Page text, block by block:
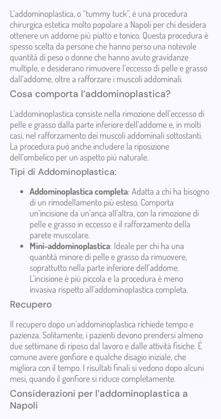
L’addominoplastica, o “tummy tuck”, è una procedura
chirurgica estetica molto popolare a Napoli per chi desidera
ottenere un addome più piatto e tonico. Questa procedura è
spesso scelta da persone che hanno perso una notevole
quantità di peso o donne che hanno avuto gravidanze
multiple, e desiderano rimuovere l’eccesso di pelle e grasso
dall’addome, oltre a rafforzare i muscoli addominali.
Cosa comporta l’addominoplastica?
L’addominoplastica consiste nella rimozione dell’eccesso di
pelle e grasso dalla parte inferiore dell’addome e, in molti
casi, nel rafforzamento dei muscoli addominali sottostanti.
La procedura può anche includere la riposizione
dell’ombelico per un aspetto più naturale.
Tipi di Addominoplastica:
Addominoplastica completa: Adatta a chi ha bisogno
di un rimodellamento più esteso. Comporta
un’incisione da un’anca all’altra, con la rimozione di
pelle e grasso in eccesso e il rafforzamento della
parete muscolare.
Mini-addominoplastica: Ideale per chi ha una
quantità minore di pelle e grasso da rimuovere,
soprattutto nella parte inferiore dell’addome.
L’incisione è più piccola e la procedura è meno
invasiva rispetto all’addominoplastica completa.
Recupero
Il recupero dopo un’addominoplastica richiede tempo e
pazienza. Solitamente, i pazienti devono prendersi almeno
due settimane di riposo dal lavoro e dalle attività fisiche. È
comune avere gonfiore e qualche disagio iniziale, che
migliora con il tempo. I risultati finali si vedono dopo alcuni
mesi, quando il gonfiore si riduce completamente.
Considerazioni per l’addominoplastica a
Napoli